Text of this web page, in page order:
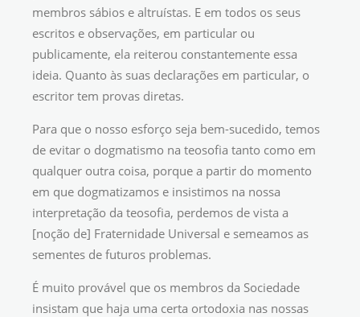
membros sábios e altruístas. E em todos os seus
escritos e observações, em particular ou
publicamente, ela reiterou constantemente essa
ideia. Quanto às suas declarações em particular, o
escritor tem provas diretas.
Para que o nosso esforço seja bem-sucedido, temos
de evitar o dogmatismo na teosofia tanto como em
qualquer outra coisa, porque a partir do momento
em que dogmatizamos e insistimos na nossa
interpretação da teosofia, perdemos de vista a
[noção de] Fraternidade Universal e semeamos as
sementes de futuros problemas.
É muito provável que os membros da Sociedade
insistam que haja uma certa ortodoxia nas nossas